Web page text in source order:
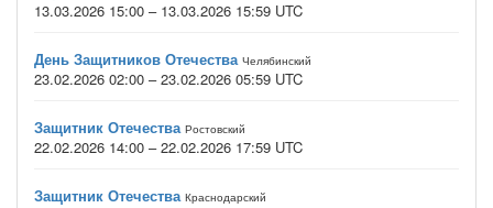
13.03.2026 15:00 – 13.03.2026 15:59 UTC
День Защитников Отечества Челябинский
23.02.2026 02:00 – 23.02.2026 05:59 UTC
Защитник Отечества Ростовский
22.02.2026 14:00 – 22.02.2026 17:59 UTC
Защитник Отечества Краснодарский